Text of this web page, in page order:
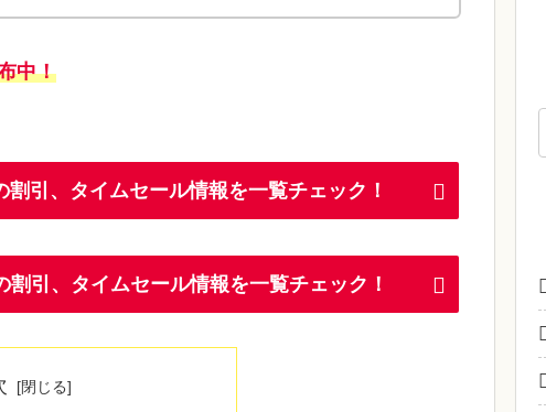
中！
引、タイムセール情報を一覧チェック！
引、タイムセール情報を一覧チェック！